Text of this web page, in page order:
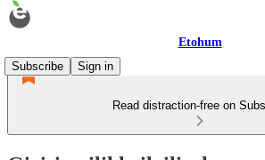
Etohum
Subscribe
Sign in
Read distraction-free on